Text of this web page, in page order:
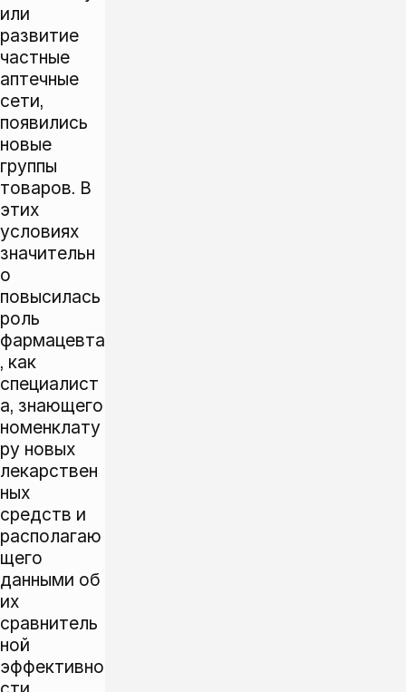
или
развитие
частные
аптечные
сети,
появились
новые
группы
товаров. В
этих
условиях
значительн
о
повысилась
роль
фармацевта
, как
специалист
а, знающего
номенклату
ру новых
лекарствен
ных
средств и
располагаю
щего
данными об
их
сравнитель
ной
эффективно